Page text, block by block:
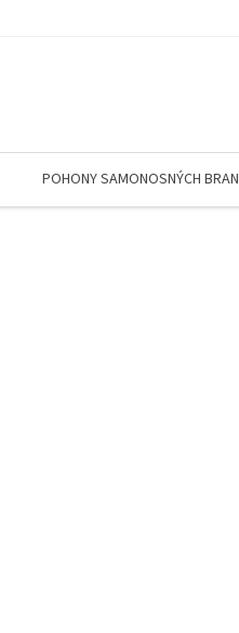
POHONY SAMONOSNÝCH BRAN